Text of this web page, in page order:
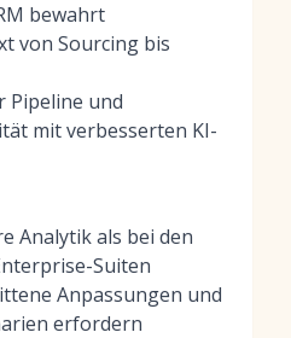
bewahrt
von Sourcing bis
Pipeline und
mit verbesserten KI-
Analytik als bei den
Suiten
Anpassungen und
erfordern